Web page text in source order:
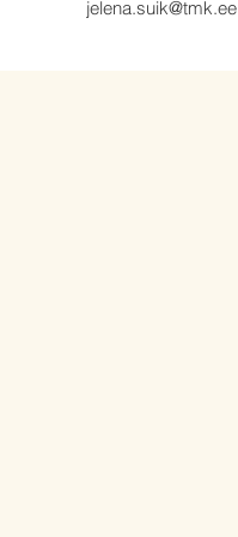
jelena.suik@tmk.ee